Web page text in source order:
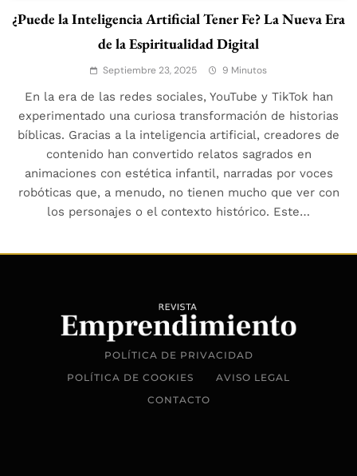
¿Puede la Inteligencia Artificial Tener Fe? La Nueva Era
de la Espiritualidad Digital
Septiembre 23, 2025 9 Minutos
En la era de las redes sociales, YouTube y TikTok han
experimentado una curiosa transformación de historias
bíblicas. Gracias a la inteligencia artificial, creadores de
contenido han convertido relatos sagrados en
animaciones con estética infantil, narradas por voces
robóticas que, a menudo, no tienen mucho que ver con
los personajes o el contexto histórico. Este…
POLÍTICA DE PRIVACIDAD
POLÍTICA DE COOKIES
AVISO LEGAL
CONTACTO